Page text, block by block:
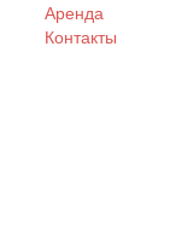
Аренда
Контакты